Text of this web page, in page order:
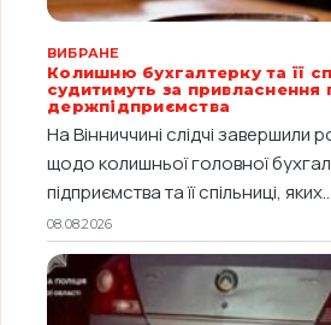
ВИБРАНЕ
Колишню бухгалтерку та її
судитимуть за
держпідприємства
На Вінниччині слідчі завершили
щодо колишньої головної
підприємства та її спільниці, яких...
08.08.2026